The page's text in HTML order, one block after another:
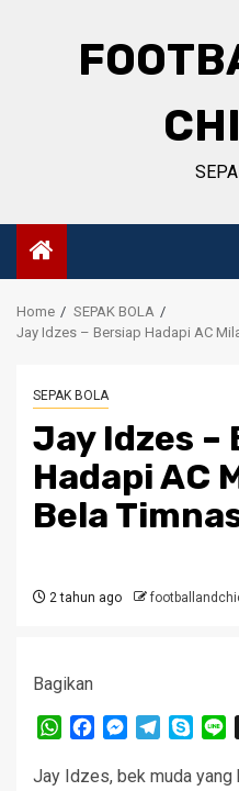
Home
SEPAK BOLA
Jay Idzes – Bersiap Hadapi AC
SEPAK BOLA
Jay Idzes –
Hadapi AC
Bela
2 tahun ago
Bagikan
WhatsApp
FacebookMessenger
Telegram
Jay Idzes, bek muda